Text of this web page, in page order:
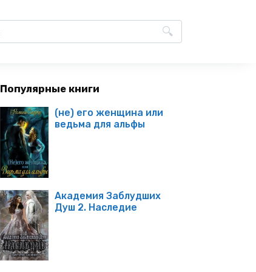
Популярные книги
(не) его женщина или
ведьма для альфы
Академия Заблудших
Душ 2. Наследие